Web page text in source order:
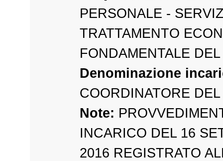
PERSONALE -
TRATTAMENTO
FONDAMENTALE
Denominazione
COORDINATORE
Note:
INCARICO DEL 16
2016 REGISTRATO